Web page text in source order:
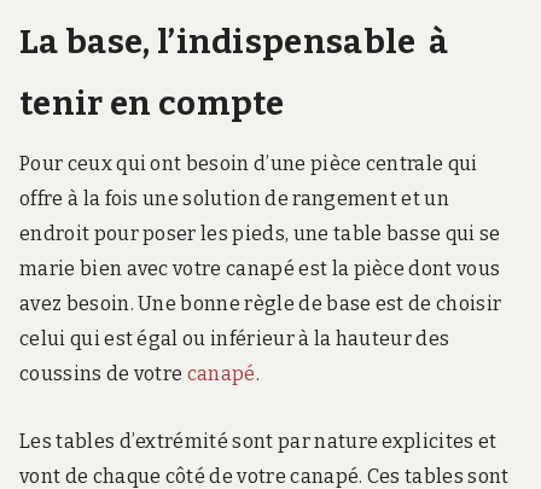
La base, l’indispensable à
tenir en compte
Pour ceux qui ont besoin d’une pièce centrale qui
offre à la fois une solution de rangement et un
endroit pour poser les pieds, une table basse qui se
marie bien avec votre canapé est la pièce dont vous
avez besoin. Une bonne règle de base est de choisir
celui qui est égal ou inférieur à la hauteur des
coussins de votre canapé.
Les tables d’extrémité sont par nature explicites et
vont de chaque côté de votre canapé. Ces tables sont